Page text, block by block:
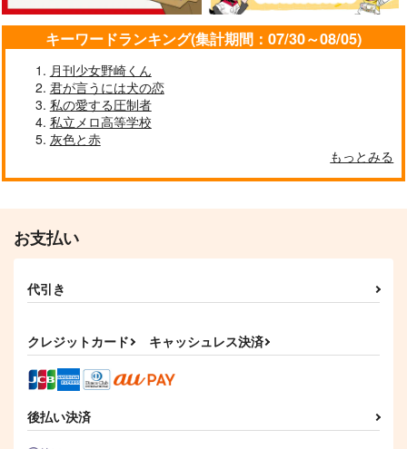
キーワードランキング(集計期間：07/30～08/05)
月刊少女野崎くん
君が言うには犬の恋
私の愛する圧制者
私立メロ高等学校
灰色と赤
もっとみる
お支払い
代引き
クレジットカード キャッシュレス決済
後払い決済